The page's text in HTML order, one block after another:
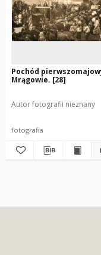
Pochód
Mrągowie. [28]
Autor fotografii nieznany
fotografia